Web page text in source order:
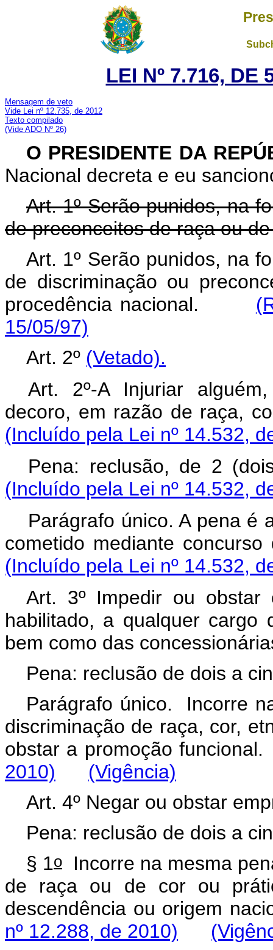
LEI Nº 7.716, DE
Mensagem de veto
Vide Lei nº 12.735, de 2012
Texto compilado
(Vide ADO Nº 26)
O PRESIDENTE DA
Nacional decreta e eu
Art. 1º Serão punidos, na
de preconceitos de raça ou
Art. 1º Serão punidos, na
de discriminação ou
procedência nacional.
15/05/97)
Art. 2º (Vetado).
Art. 2º-A Injuriar
decoro, em razão de raça,
(Incluído pela Lei nº 14.532,
Pena: reclusão, de 2
(Incluído pela Lei nº 14.532,
Parágrafo único. A pena é
cometido mediante
(Incluído pela Lei nº 14.532,
Art. 3º Impedir ou obstar
habilitado, a qualquer cargo
bem como das
Pena: reclusão de dois a
Parágrafo único. Incorre
discriminação de raça, cor,
obstar a promoção funcional.
2010)
(Vigência)
Art. 4º Negar ou obstar
Pena: reclusão de dois a
§ 1o Incorre na mesma
de raça ou de cor ou
descendência ou origem
nº 12.288, de 2010)